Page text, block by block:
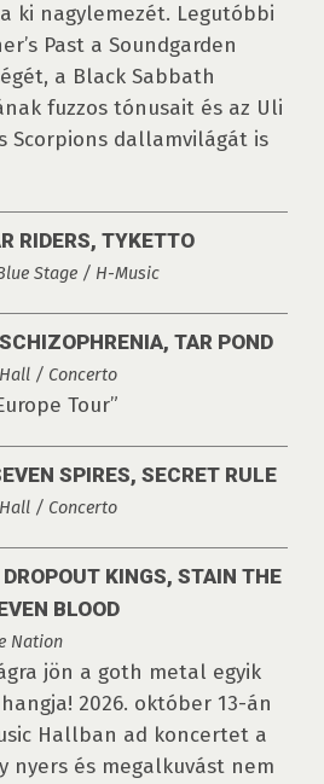
ki nagylemezét. Legutóbbi
Past a Soundgarden
a Black Sabbath
fuzzos tónusait és az Uli
Scorpions dallamvilágát is
RIDERS, TYKETTO
Stage / H-Music
TAR POND
/ Concerto
Tour”
SPIRES, SECRET RULE
/ Concerto
KINGS, STAIN THE
BLOOD
Nation
jön a goth metal egyik
2026. október 13-án
Hallban ad koncertet a
nyers és megalkuvást nem